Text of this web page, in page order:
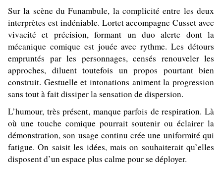
Sur la scène du Funambule, la complicité entre les deux
interprètes est indéniable. Lortet accompagne Cusset avec
vivacité et précision, formant un duo alerte dont la
mécanique comique est jouée avec rythme. Les détours
empruntés par les personnages, censés renouveler les
approches, diluent toutefois un propos pourtant bien
construit. Gestuelle et intonations animent la progression
sans tout à fait dissiper la sensation de dispersion.
L’humour, très présent, manque parfois de respiration. Là
où une touche comique pourrait soutenir ou éclairer la
démonstration, son usage continu crée une uniformité qui
fatigue. On saisit les idées, mais on souhaiterait qu’elles
disposent d’un espace plus calme pour se déployer.